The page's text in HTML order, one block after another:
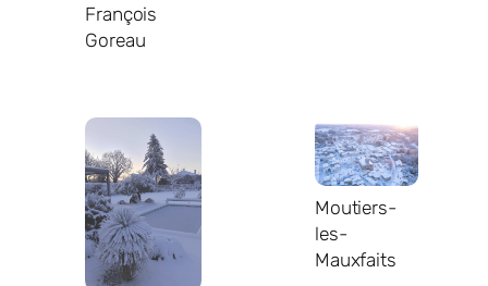
François
Goreau
Moutiers-
les-
Mauxfaits